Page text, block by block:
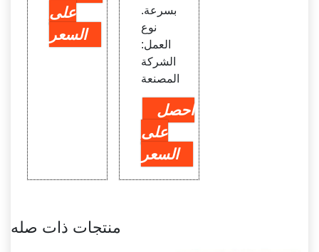
على
السعر
بسرعة.
نوع
العمل:
الشركة
المصنعة
احصل
على
السعر
منتجات ذات صله